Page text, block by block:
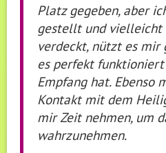
Platz gegeben, aber
gestellt und vielleicht
verdeckt, nützt es mir
es perfekt
Empfang hat. Ebenso
Kontakt mit dem
mir Zeit nehmen, um
wahrzunehmen.